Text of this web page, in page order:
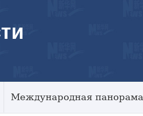
Международная панорама